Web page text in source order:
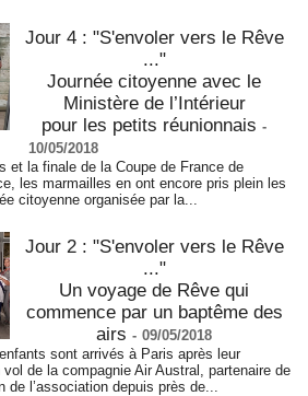
Jour 4 : "S'envoler vers le Rêve
..."
Journée citoyenne avec le
Ministère de l’Intérieur
pour les petits réunionnais -
10/05/2018
et la finale de la Coupe de France de
les marmailles en ont encore pris plein les
citoyenne organisée par la...
Jour 2 : "S'envoler vers le Rêve
..."
Un voyage de Rêve qui
commence par un baptême des
airs - 09/05/2018
sont arrivés à Paris après leur
de la compagnie Air Austral, partenaire de
de l’association depuis près de...